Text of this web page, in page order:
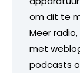
om dit te
Meer
met
podcasts